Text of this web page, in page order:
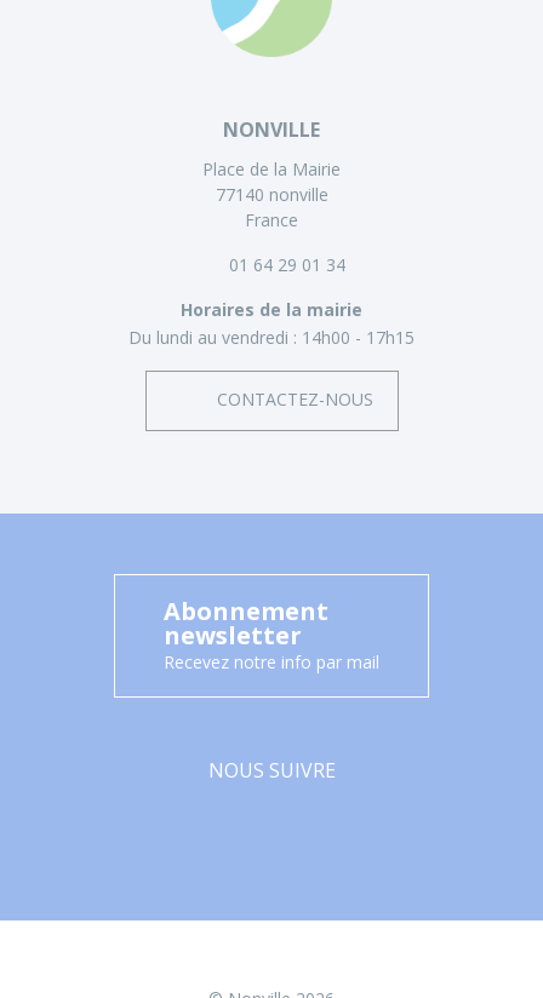
NONVILLE
Place de la Mairie
77140 nonville
France
01 64 29 01 34
Horaires de la mairie
Du lundi au vendredi : 14h00 - 17h15
CONTACTEZ-NOUS
Abonnement
newsletter
Recevez notre info par mail
NOUS SUIVRE